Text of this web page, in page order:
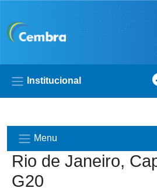
Pular para o conteúdo principal
Institucional
Menu
Rio de Janeiro,
G20